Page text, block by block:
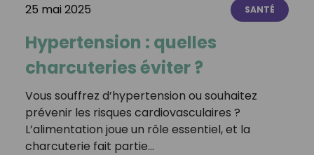
25 mai 2025 SANTÉ
Hypertension : quelles
charcuteries éviter ?
Vous souffrez d’hypertension ou souhaitez
prévenir les risques cardiovasculaires ?
L’alimentation joue un rôle essentiel, et la
charcuterie fait partie…